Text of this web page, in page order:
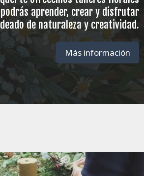
aprender, crear y disfrutar
de naturaleza y creatividad.
Más información